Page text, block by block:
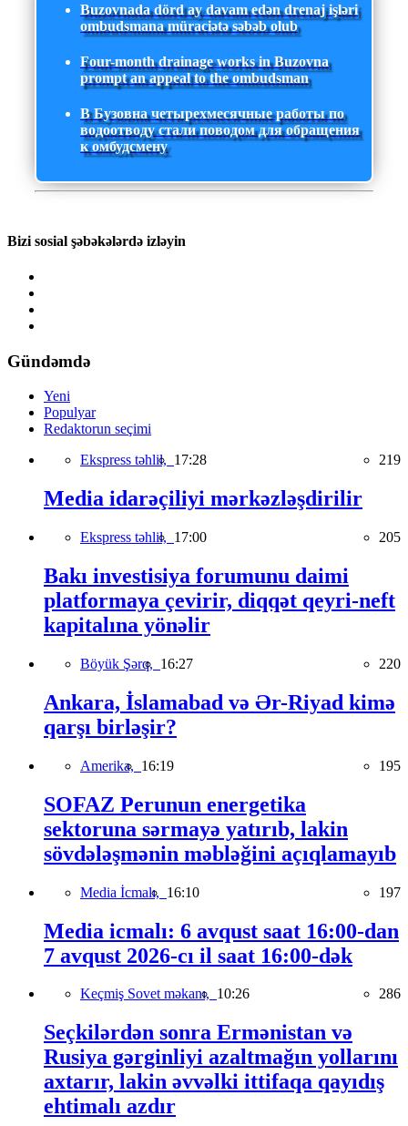
Buzovnada dörd ay davam edən drenaj işləri
ombudsmana müraciətə səbəb olub
Four-month drainage works in Buzovna
prompt an appeal to the ombudsman
В Бузовна четырехмесячные работы по
водоотводу стали поводом для обращения
к омбудсмену
Bizi sosial şəbəkələrdə izləyin
Gündəmdə
Yeni
Populyar
Redaktorun seçimi
Ekspress təhlil, 17:28 219
Media idarəçiliyi mərkəzləşdirilir
Ekspress təhlil, 17:00 205
Bakı investisiya forumunu daimi
platformaya çevirir, diqqət qeyri-neft
kapitalına yönəlir
Böyük Şərq, 16:27 220
Ankara, İslamabad və Ər-Riyad kimə
qarşı birləşir?
Amerika, 16:19 195
SOFAZ Perunun energetika
sektoruna sərmayə yatırıb, lakin
sövdələşmənin məbləğini açıqlamayıb
Media İcmalı, 16:10 197
Media icmalı: 6 avqust saat 16:00-dan
7 avqust 2026-cı il saat 16:00-dək
Keçmiş Sovet məkanı, 10:26 286
Seçkilərdən sonra Ermənistan və
Rusiya gərginliyi azaltmağın yollarını
axtarır, lakin əvvəlki ittifaqa qayıdış
ehtimalı azdır